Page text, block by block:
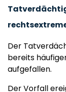
Der
bereits
aufgefallen.
Der Vorfall